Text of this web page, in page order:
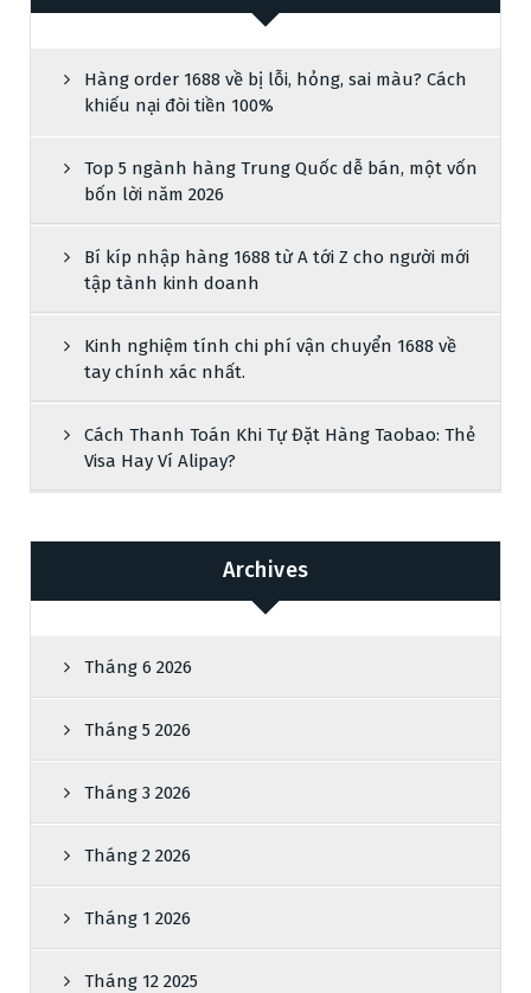
Hàng order 1688 về bị lỗi, hỏng, sai màu? Cách
khiếu nại đòi tiền 100%
Top 5 ngành hàng Trung Quốc dễ bán, một vốn
bốn lời năm 2026
Bí kíp nhập hàng 1688 từ A tới Z cho người mới
tập tành kinh doanh
Kinh nghiệm tính chi phí vận chuyển 1688 về
tay chính xác nhất.
Cách Thanh Toán Khi Tự Đặt Hàng Taobao: Thẻ
Visa Hay Ví Alipay?
Archives
Tháng 6 2026
Tháng 5 2026
Tháng 3 2026
Tháng 2 2026
Tháng 1 2026
Tháng 12 2025